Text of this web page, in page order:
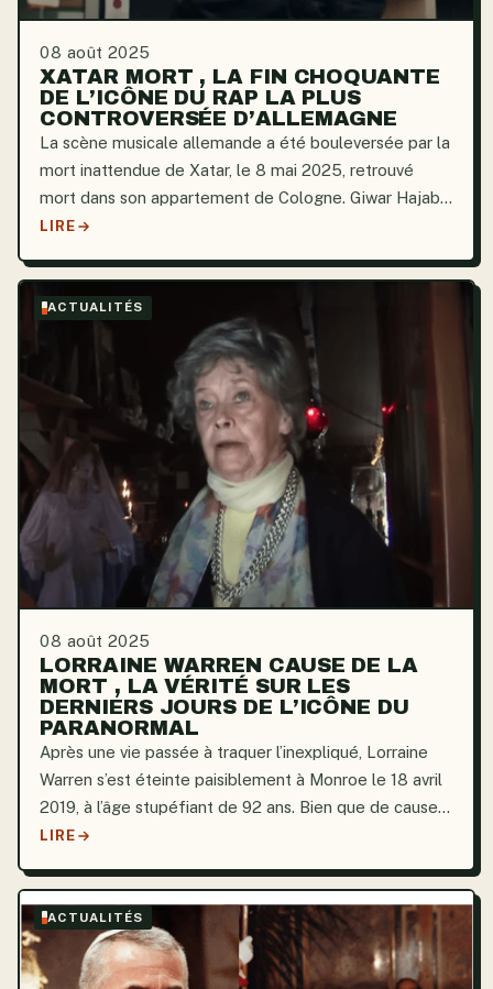
08 août 2025
XATAR MORT , LA FIN CHOQUANTE
DE L’ICÔNE DU RAP LA PLUS
CONTROVERSÉE D’ALLEMAGNE
La scène musicale allemande a été bouleversée par la
mort inattendue de Xatar, le 8 mai 2025, retrouvé
mort dans son appartement de Cologne. Giwar Hajabi,
figure emblématique du rap allemand et homme
après...
LIRE
ACTUALITÉS
08 août 2025
LORRAINE WARREN CAUSE DE LA
MORT , LA VÉRITÉ SUR LES
DERNIERS JOURS DE L’ICÔNE DU
PARANORMAL
Après une vie passée à traquer l’inexpliqué, Lorraine
Warren s’est éteinte paisiblement à Monroe le 18 avril
2019, à l’âge stupéfiant de 92 ans. Bien que de causes
naturelles, sa mort a suscité une avalanche de
LIRE
ACTUALITÉS